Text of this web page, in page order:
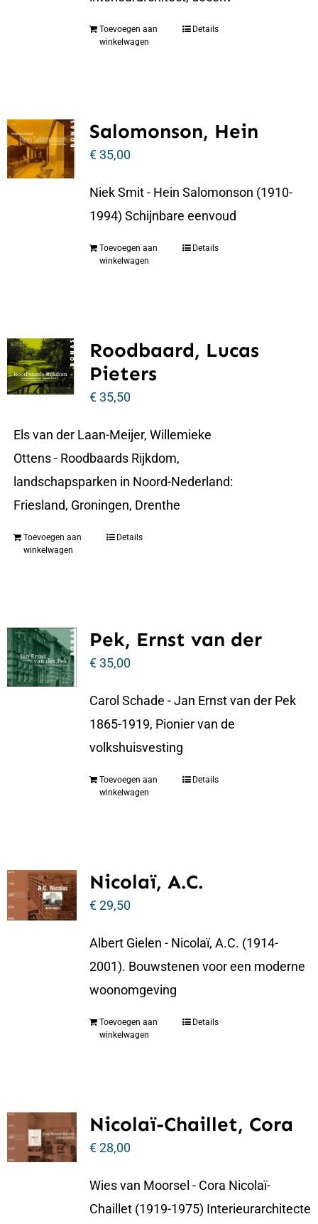
Toevoegen aan
winkelwagen
Details
Salomonson, Hein
€35,00
Niek Smit - Hein Salomonson (1910-
1994) Schijnbare eenvoud
Toevoegen aan
winkelwagen
Details
Roodbaard, Lucas
Pieters
€35,50
Els van der Laan-Meijer, Willemieke
Ottens - Roodbaards Rijkdom,
landschapsparken in Noord-Nederland:
Friesland, Groningen, Drenthe
Toevoegen aan
winkelwagen
Details
Pek, Ernst van der
€35,00
Carol Schade - Jan Ernst van der Pek
1865-1919, Pionier van de
volkshuisvesting
Toevoegen aan
winkelwagen
Details
Nicolaï, A.C.
€29,50
Albert Gielen - Nicolaï, A.C. (1914-
2001). Bouwstenen voor een moderne
woonomgeving
Toevoegen aan
winkelwagen
Details
Nicolaï-Chaillet, Cora
€28,00
Wies van Moorsel - Cora Nicolaï-
Chaillet (1919-1975) Interieurarchitecte